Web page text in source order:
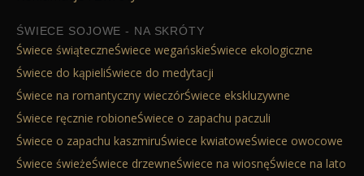
ŚWIECE SOJOWE - NA SKRÓTY
Świece świąteczneŚwiece wegańskieŚwiece ekologiczne
Świece do kąpieliŚwiece do medytacji
Świece na romantyczny wieczórŚwiece ekskluzywne
Świece ręcznie robioneŚwiece o zapachu paczuli
Świece o zapachu kaszmiruŚwiece kwiatoweŚwiece owocowe
Świece świeżeŚwiece drzewneŚwiece na wiosnęŚwiece na lato